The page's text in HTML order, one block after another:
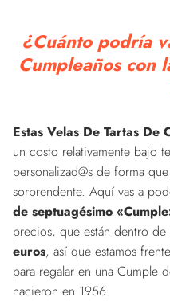
¿Cuánto podría
Cumpleaños con
Estas Velas De Tartas De
un costo relativamente bajo
personalizad@s de forma
sorprendente. Aquí vas a
de septuagésimo
precios, que están dentro
euros, así que estamos
para regalar en una Cumple
nacieron en 1956.